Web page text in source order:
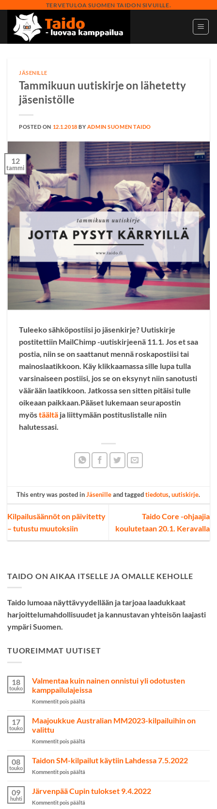
content
TERVETULOA SUOMEN TAIDON SIVUILLE.
JÄSENILLE
Tammikuun uutiskirje on lähetetty
jäsenistölle
POSTED ON 12.1.2018 BY ADMIN SUOMEN TAIDO
12
tammi
Tuleeko sähköpostiisi jo jäsenkirje? Uutiskirje
postitettiin MailChimp -uutiskirjeenä 11.1. Jos et saa
postia, niin se on saattanut mennä roskapostiisi tai
mainoslaatikkoon. Käy klikkaamassa sille lupa tulla
varsinaiseen postiisi, jos se on eksynyt niin sanotusti
väärään laatikkoon. Jatkossa sen sitten pitäisi tulle
oikeaan paikkaan.Pääset lukemaan seurapostin
myöstäältä ja liittymään postituslistalle niin
halutessasi.
This entry was posted inJäsenilleand taggedtiedotus,uutiskirje.
Kilpailusäännöt on päivitetty
– tutustu muutoksiin
Taido Core -ohjaajia
koulutetaan 20.1. Keravalla
TAIDO ON AIKAA ITSELLE JA OMALLE KEHOLLE
Taido lumoaa näyttävyydellään ja tarjoaa laadukkaat
harjoittelumahdollisuudet ja kannustavan yhteisön laajasti
ympäri Suomen.
TUOREIMMAT UUTISET
18
touko
Valmentaa kuin nainen onnistui yli odotusten
kamppailulajeissa
Kommentit pois päältä
kuin
nainen
kamppailulajeissa
17
touko
Maajoukkue Australian MM2023-kilpailuihin on
valittu
Kommentit pois päältä
Australian
MM2023-
valittu
08
touko
Taidon SM-kilpailut käytiin Lahdessa 7.5.2022
Kommentit pois päältä
SM-
kilpailut
09
huhti
Järvenpää Cupin tulokset 9.4.2022
Kommentit pois päältä